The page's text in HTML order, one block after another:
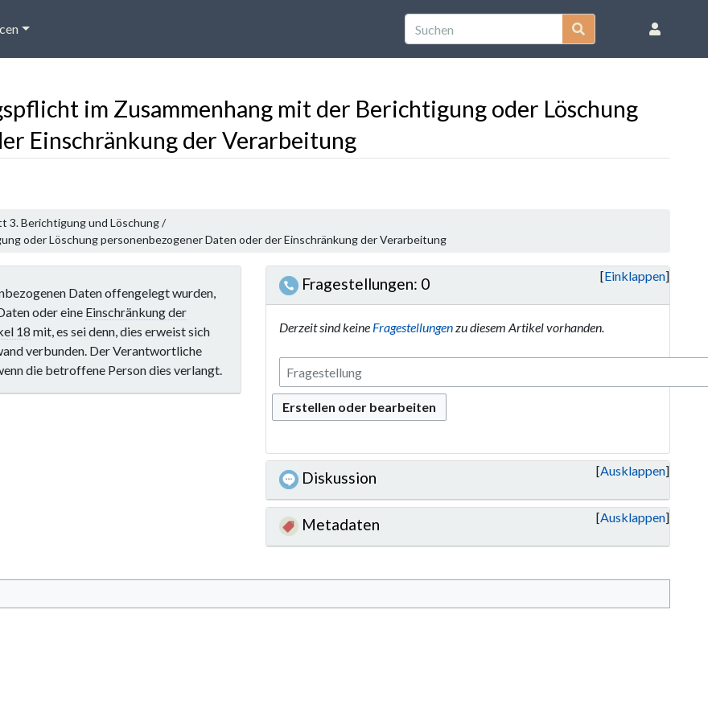
im Zusammenhang mit der Berichtigung oder Löschung
Einschränkung der Verarbeitung
3. Berichtigung und Löschung /
oder Löschung personenbezogener Daten oder der Einschränkung der Verarbeitung
Daten offengelegt wurden,
oder eine Einschränkung der
18 mit, es sei denn, dies erweist sich
verbunden. Der Verantwortliche
die betroffene Person dies verlangt.
Einklappen
Fragestellungen: 0
Derzeit sind keine Fragestellungenzu diesem Artikel vorhanden.
Erstellen oder bearbeiten
Ausklappen
Diskussion
Ausklappen
Metadaten